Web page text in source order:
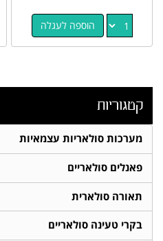
הוספה לעגלה
קטגוריות
מערכות סולאריות עצמאיות
פאנלים סולאריים
תאורה סולארית
בקרי טעינה סולאריים